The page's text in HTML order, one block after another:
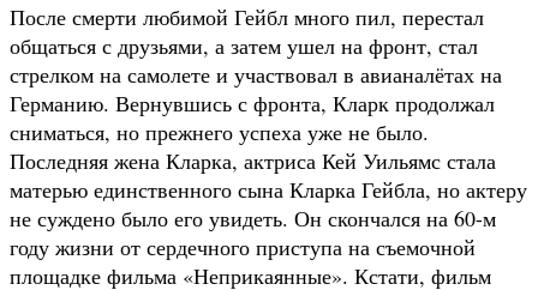
После смерти любимой Гейбл много пил, перестал
общаться с друзьями, а затем ушел на фронт, стал
стрелком на самолете и участвовал в авианалётах на
Германию. Вернувшись с фронта, Кларк продолжал
сниматься, но прежнего успеха уже не было.
Последняя жена Кларка, актриса Кей Уильямс стала
матерью единственного сына Кларка Гейбла, но актеру
не суждено было его увидеть. Он скончался на 60-м
году жизни от сердечного приступа на съемочной
площадке фильма «Неприкаянные». Кстати, фильм